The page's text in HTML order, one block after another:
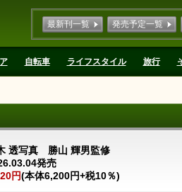
最新刊一覧 発売予定一覧
自転車 ライフスタイル 旅行
透写真 勝山 輝男監修
発売
円(本体6,200円+税10％)